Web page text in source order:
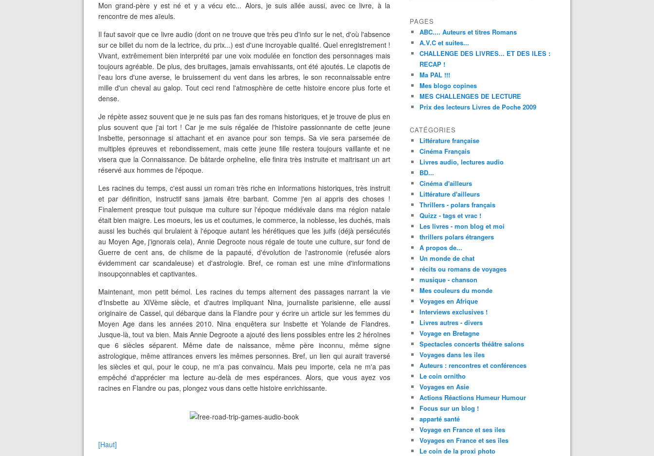
Mon grand-père y est né et y a vécu etc... Alors, je suis allée aussi, avec ce livre, à la
rencontre de mes aïeuls.
Il faut savoir que ce livre audio (dont on ne trouve que très peu d'info sur le net, d'où l'absence
sur ce billet du nom de la lectrice, du prix...) est d'une incroyable qualité. Quel enregistrement !
Vivant, extrêmement bien interprété par une voix modulée en fonction des personnages mais
toujours agréable. De plus, des bruitages, jamais envahissants, ont été ajoutés. Le clapotis de
l'eau lors d'une averse, le bruissement du vent dans les arbres, le son reconnaissable entre
mille d'un cheval au galop. Tout ceci rend l'atmosphère de cette histoire encore plus forte et
dense.
Je répète assez souvent que je ne suis pas fan des romans historiques, et je trouve de plus en
plus souvent que j'ai tort ! Car je me suis régalée de l'histoire passionnante de cette jeune
Insbette, personnage si attachant et en avance pour son temps. Sa vie sera parsemée de
multiples épreuves et rebondissement, mais cette jeune fille restera toujours vaillante et ne
visera que la Connaissance. De bâtarde orpheline, elle finira très instruite et maitrisant un art
réservé aux hommes de l'époque.
Les racines du temps, c'est aussi un roman très riche en informations historiques, très instruit
et par définition, instructif sans jamais être barbant. Comme j'en ai appris des choses !
Finalement presque tout puisque ma culture sur l'époque médiévale dans ma région natale
était bien maigre. Les moeurs, les us et coutumes, le commerce, la noblesse, les duchés, mais
aussi les buchés qui brulaient à l'époque autant les hérétiques que les juifs (déjà persécutés
au Moyen Age, j'ignorais cela), Annie Degroote nous régale de toute une culture, sur fond de
Guerre de cent ans, de chiisme de la papauté, d'évolution de l'astronomie (refusée alors
évidemment car scandaleuse) et d'astrologie. Bref, ce roman est une mine d'informations
insoupçonnables et captivantes.
Maintenant, mon petit bémol. Les racines du temps alternent des passages narrant la vie
d'Insbette au XIVème siècle, et d'autres impliquant Nina, journaliste parisienne, elle aussi
originaire de Cassel, qui débarque dans la Flandre pour y écrire un article sur les femmes du
Moyen Age dans les années 2010. Nina enquêtera sur Insbette et Yolande de Flandres.
Jusque-là, tout va bien. Mais Annie Degroote a ajouté des liens possibles entre les 2 héroïnes
que 6 siècles séparent. Même date de naissance, même père inconnu, même signe
astrologique, même attirances envers les mêmes personnes. Bref, un lien qui aurait traversé
les siècles et qui, pour le coup, ne m'a pas convaincu. Mais peu importe, cela ne m'a pas
empêché d'apprécier ma lecture au-delà de mes espérances. Alors, que vous ayez vos
racines en Flandre ou pas, plongez vous dans cette histoire enrichissante.
[Haut]
PAGES
ABC.... Auteurs et titres Romans
A.V.C et suites...
CHALLENGE DES LIVRES... ET DES ILES :
RECAP !
Ma PAL !!!
Mes blogo copines
MES CHALLENGES DE LECTURE
Prix des lecteurs Livres de Poche 2009
CATÉGORIES
Littérature française
Cinéma Français
Livres audio, lectures audio
BD...
Cinéma d'ailleurs
Littérature d'ailleurs
Thrillers - polars français
Quizz - tags et vrac !
Les livres - mon blog et moi
thrillers polars étrangers
A propos de...
Un monde de chat
récits ou romans de voyages
musique - chanson
Mes couleurs du monde
Voyages en Afrique
Interviews exclusives !
Livres autres - divers
Voyage en Bretagne
Spectacles concerts théâtre salons
Voyages dans les iles
Auteurs : rencontres et conférences
Le coin ornitho
Voyages en Asie
Actions Réactions Humeur Humour
Focus sur un blog !
apparté santé
Voyage en France et ses iles
Voyages en France et ses îles
Le coin de la proxi photo